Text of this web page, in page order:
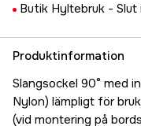
Butik Hyltebruk - Slut
Produktinformation
Slangsockel 90° med
Nylon) lämpligt för
(vid montering på